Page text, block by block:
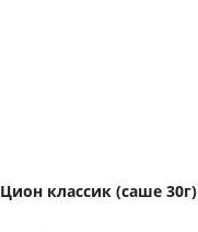
Цион классик (саше 30г)